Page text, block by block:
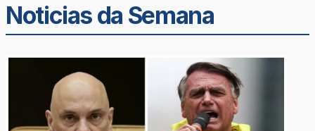
Noticias da Semana